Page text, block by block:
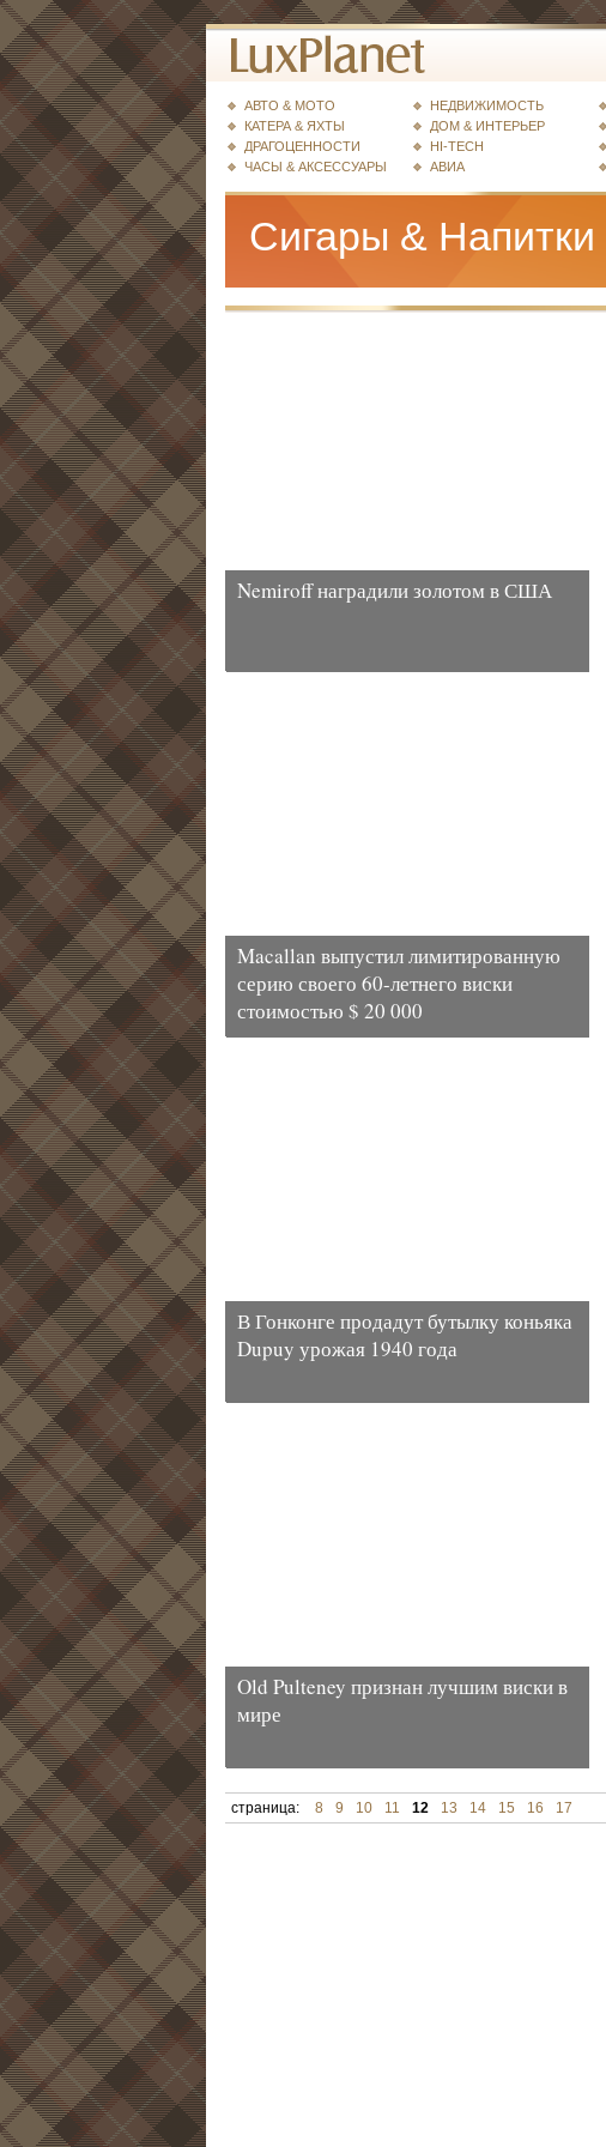
АВТО & МОТО
КАТЕРА & ЯХТЫ
ДРАГОЦЕННОСТИ
ЧАСЫ & АКСЕССУАРЫ
НЕДВИЖИМОСТЬ
ДОМ & ИНТЕРЬЕР
HI-TECH
АВИА
Сигары & Напитки
Nemiroff наградили золотом в США
Macallan выпустил лимитированную
серию своего 60-летнего виски
стоимостью $ 20 000
В Гонконге продадут бутылку коньяка
Dupuy урожая 1940 года
Old Pulteney признан лучшим виски в
мире
страница: 8 9 10 11 12 13 14 15 16 17